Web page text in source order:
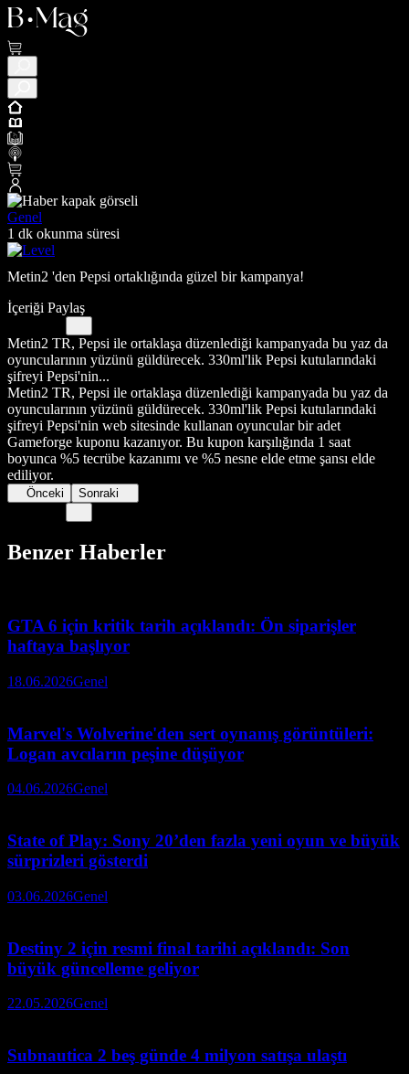
Genel
1 dk okunma süresi
Metin2 'den Pepsi ortaklığında güzel bir kampanya!
İçeriği Paylaş
Metin2 TR, Pepsi ile ortaklaşa düzenlediği kampanyada bu yaz da
oyuncularının yüzünü güldürecek. 330ml'lik Pepsi kutularındaki
şifreyi Pepsi'nin...
Metin2 TR, Pepsi ile ortaklaşa düzenlediği kampanyada bu yaz da
oyuncularının yüzünü güldürecek. 330ml'lik Pepsi kutularındaki
şifreyi Pepsi'nin web sitesinde kullanan oyuncular bir adet
Gameforge kuponu kazanıyor. Bu kupon karşılığında 1 saat
boyunca %5 tecrübe kazanımı ve %5 nesne elde etme şansı elde
ediliyor.
Önceki Sonraki
Benzer Haberler
GTA 6 için kritik tarih açıklandı: Ön siparişler
haftaya başlıyor
18.06.2026Genel
Marvel's Wolverine'den sert oynanış görüntüleri:
Logan avcıların peşine düşüyor
04.06.2026Genel
State of Play: Sony 20’den fazla yeni oyun ve büyük
sürprizleri gösterdi
03.06.2026Genel
Destiny 2 için resmi final tarihi açıklandı: Son
büyük güncelleme geliyor
22.05.2026Genel
Subnautica 2 beş günde 4 milyon satışa ulaştı